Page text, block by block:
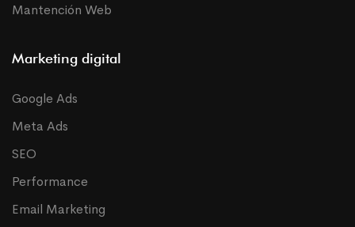
Mantención Web
Marketing digital
Google Ads
Meta Ads
SEO
Performance
Email Marketing